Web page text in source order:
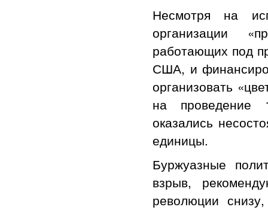
Несмотря на
организации
работающих под
США, и
организовать
на проведение
оказались
единицы.
Буржуазные
взрыв,
революции